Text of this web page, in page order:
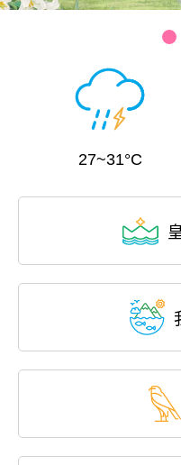
27~31°C